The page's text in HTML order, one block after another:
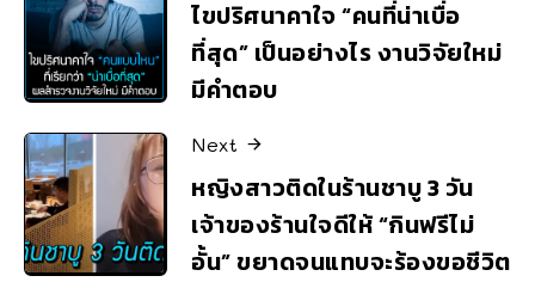
ไขปริศนาคาใจ “คนที่น่าเบื่อ
ที่สุด” เป็นอย่างไร งานวิจัยใหม่
มีคำตอบ
Next
หญิงสาวติดในร้านชาบู 3 วัน
เจ้าของร้านใจดีให้ “กินฟรีไม่
อั้น” ขยาดจนแทบจะร้องขอชีวิต